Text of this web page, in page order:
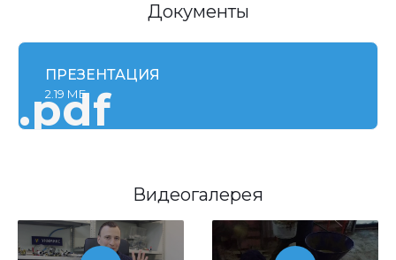
Документы
ПРЕЗЕНТАЦИЯ
2.19 МБ
.pdf
Видеогалерея